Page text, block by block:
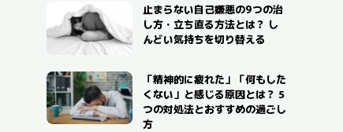
止まらない自己嫌悪の9つの治
し方・立ち直る方法とは？ し
んどい気持ちを切り替える
「精神的に疲れた」「何もした
くない」と感じる原因とは？ 5
つの対処法とおすすめの過ごし
方